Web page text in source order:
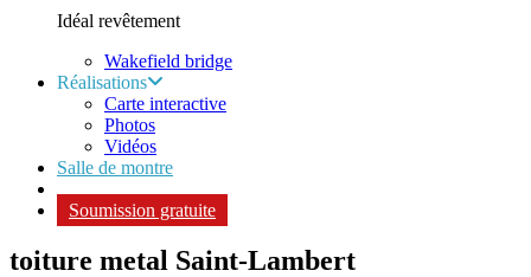
Idéal revêtement
Wakefield bridge
Réalisations
Carte interactive
Photos
Vidéos
Salle de montre
Soumission gratuite
toiture metal Saint-Lambert